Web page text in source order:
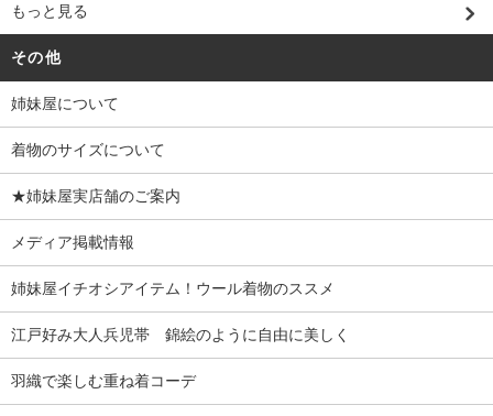
もっと見る
その他
姉妹屋について
着物のサイズについて
★姉妹屋実店舗のご案内
メディア掲載情報
姉妹屋イチオシアイテム！ウール着物のススメ
江戸好み大人兵児帯 錦絵のように自由に美しく
羽織で楽しむ重ね着コーデ